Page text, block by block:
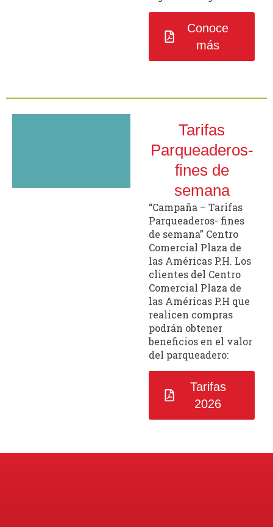
Conoce
más
Tarifas
Parqueaderos-
fines de
semana
“Campaña – Tarifas
Parqueaderos- fines
de semana” Centro
Comercial Plaza de
las Américas P.H. Los
clientes del Centro
Comercial Plaza de
las Américas P.H que
realicen compras
podrán obtener
beneficios en el valor
del parqueadero:
Tarifas
2026